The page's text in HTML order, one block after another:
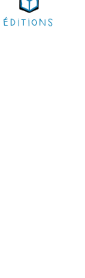
Éditions